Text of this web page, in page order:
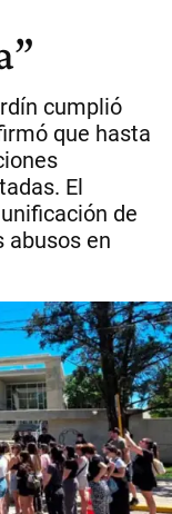
cumplió
que hasta
El
de
abusos en